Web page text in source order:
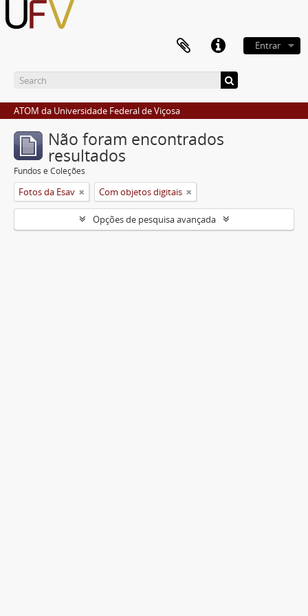
Entrar
ATOM da Universidade Federal de Viçosa
Não foram encontrados
resultados
Fundos e Coleções
Fotos da Esav Com objetos digitais
Opções de pesquisa avançada